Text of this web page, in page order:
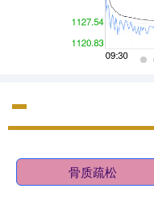
骨质疏松